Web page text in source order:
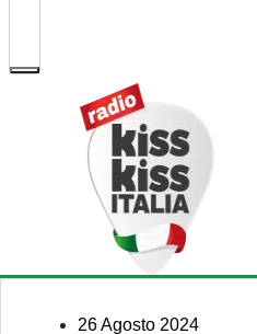
26 Agosto 2024